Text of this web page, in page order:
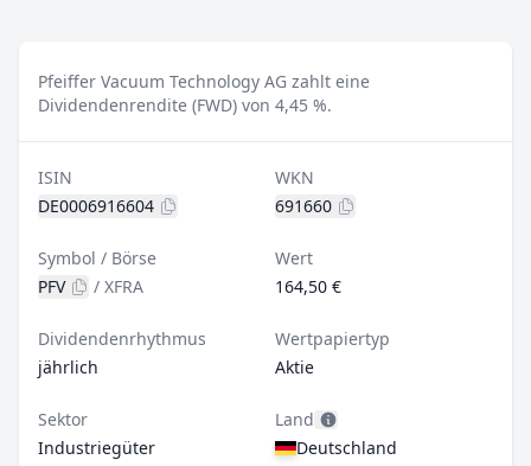
Pfeiffer Vacuum Technology AG zahlt eine
Dividendenrendite (FWD) von 4,45 %.
ISIN
DE0006916604
WKN
691660
Symbol / Börse
PFV
/ XFRA
Wert
164,50 €
Dividendenrhythmus
jährlich
Wertpapiertyp
Aktie
Sektor
Industriegüter
Land
Deutschland